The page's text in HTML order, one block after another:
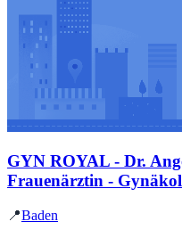
GYN ROYAL - Dr.
Frauenärztin -
📍Baden